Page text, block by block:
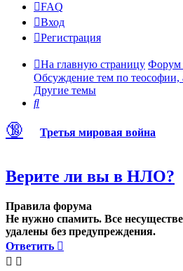
FAQ
Вход
Регистрация
На главную страницу Форум
Обсуждение тем по теософии,
Другие темы
Поиск
🔞 Третья мировая война
Верите ли вы в НЛО?
Правила форума
Не нужно спамить. Все
удалены без предупреждения.
Ответить